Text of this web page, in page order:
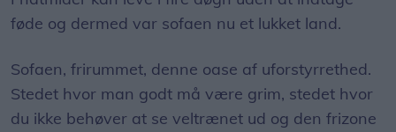
føde og dermed var sofaen nu et lukket land.
Sofaen, frirummet, denne oase af uforstyrrethed.
Stedet hvor man godt må være grim, stedet hvor
du ikke behøver at se veltrænet ud og den frizone